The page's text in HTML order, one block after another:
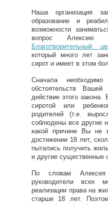
Наша организация
образование и
возможности
вопрос Алексею
Благотворительный
который много лет
сирот и имеет в этом
Сначала
обстоятельств
действие этого
сиротой или
родителей (т.е.
соблюдены все другие
какой причине Вы не
достижении 18 лет,
пытались получить
и другие существенные
По словам Алексея
руководители всех
реализации права на
старше 18 лет.